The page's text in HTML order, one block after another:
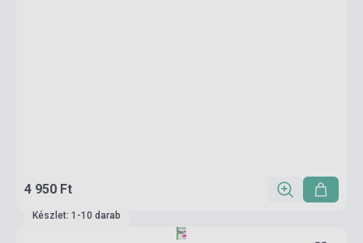
4 950 Ft
Készlet: 1-10 darab